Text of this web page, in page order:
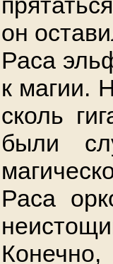
он
Раса
к магии.
сколь
были
Раса